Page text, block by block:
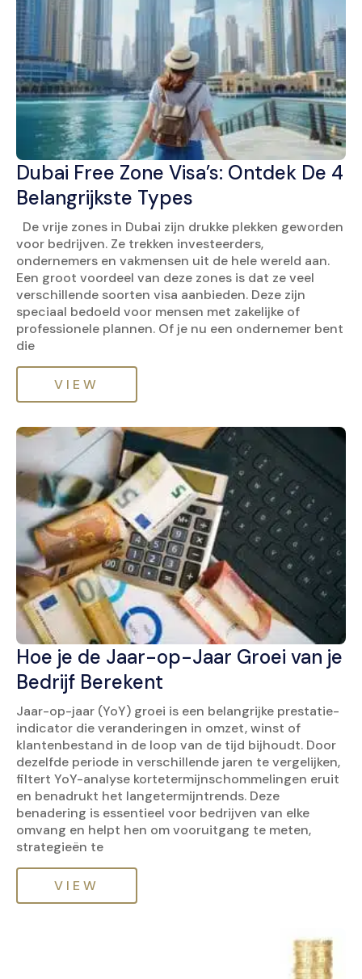
Dubai Free Zone Visa’s: Ontdek De 4
Belangrijkste Types
De vrije zones in Dubai zijn drukke plekken geworden
voor bedrijven. Ze trekken investeerders,
ondernemers en vakmensen uit de hele wereld aan.
Een groot voordeel van deze zones is dat ze veel
verschillende soorten visa aanbieden. Deze zijn
speciaal bedoeld voor mensen met zakelijke of
professionele plannen. Of je nu een ondernemer bent
die
VIEW
Hoe je de Jaar-op-Jaar Groei van je
Bedrijf Berekent
Jaar-op-jaar (YoY) groei is een belangrijke prestatie-
indicator die veranderingen in omzet, winst of
klantenbestand in de loop van de tijd bijhoudt. Door
dezelfde periode in verschillende jaren te vergelijken,
filtert YoY-analyse kortetermijnschommelingen eruit
en benadrukt het langetermijntrends. Deze
benadering is essentieel voor bedrijven van elke
omvang en helpt hen om vooruitgang te meten,
strategieën te
VIEW